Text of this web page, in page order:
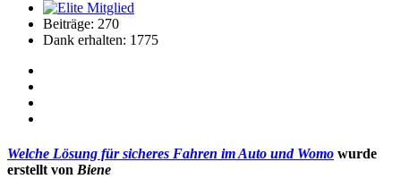
Beiträge: 270
Dank erhalten: 1775
Welche Lösung für sicheres Fahren im Auto und Womo wurde
erstellt von Biene